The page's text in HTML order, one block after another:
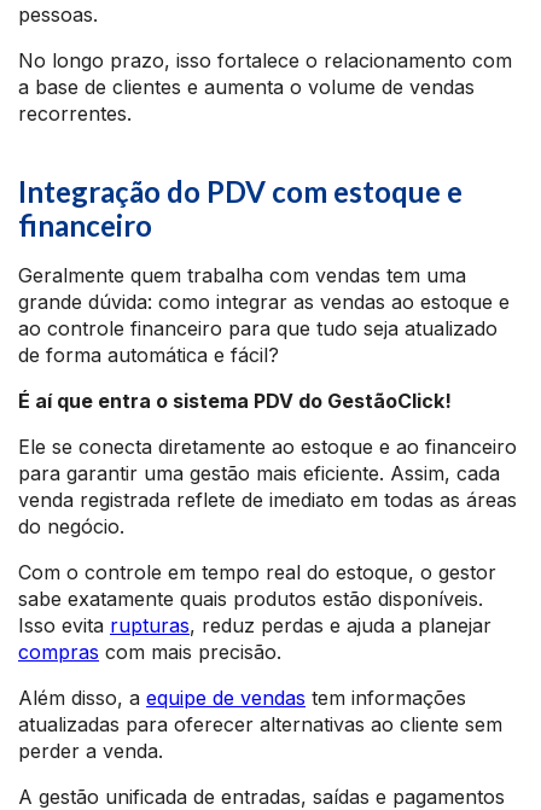
pessoas.
No longo prazo, isso fortalece o relacionamento com
a base de clientes e aumenta o volume de vendas
recorrentes.
Integração do PDV com estoque e
financeiro
Geralmente quem trabalha com vendas tem uma
grande dúvida: como integrar as vendas ao estoque e
ao controle financeiro para que tudo seja atualizado
de forma automática e fácil?
É aí que entra o sistema PDV do GestãoClick!
Ele se conecta diretamente ao estoque e ao financeiro
para garantir uma gestão mais eficiente. Assim, cada
venda registrada reflete de imediato em todas as áreas
do negócio.
Com o controle em tempo real do estoque, o gestor
sabe exatamente quais produtos estão disponíveis.
Isso evita rupturas, reduz perdas e ajuda a planejar
compras com mais precisão.
Além disso, a equipe de vendas tem informações
atualizadas para oferecer alternativas ao cliente sem
perder a venda.
A gestão unificada de entradas, saídas e pagamentos